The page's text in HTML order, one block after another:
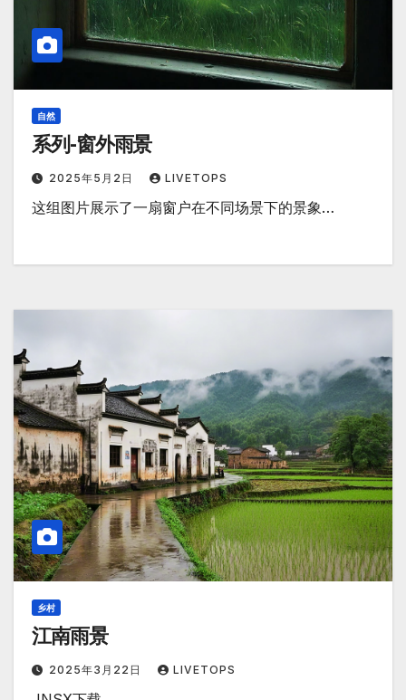
自然
系列-窗外雨景
2025年5月2日 LIVETOPS
这组图片展示了一扇窗户在不同场景下的景象…
乡村
江南雨景
2025年3月22日 LIVETOPS